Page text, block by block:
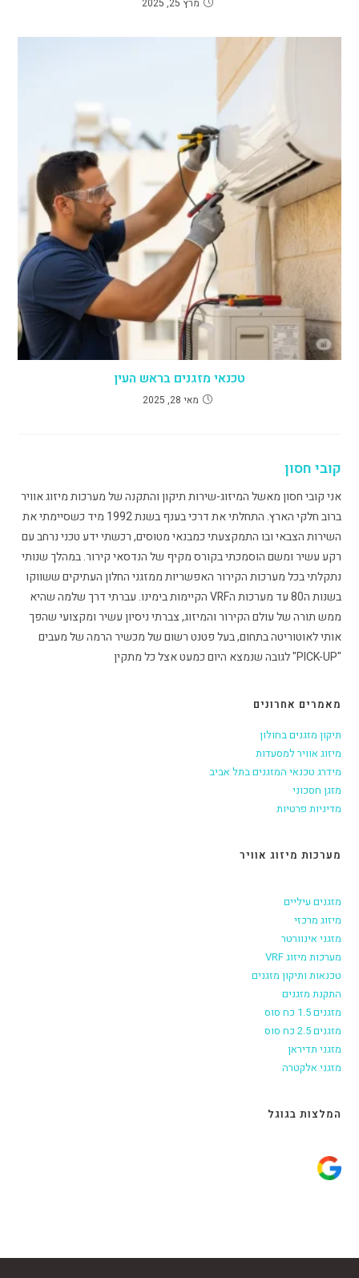
טכנאי מזגנים בראש העין
מאי 28, 2025
קובי חסון
אני קובי חסון מאשל המיזוג-שירות תיקון והתקנה של מערכות מיזוג אוויר
ברוב חלקי הארץ. התחלתי את דרכי בענף בשנת 1992 מיד כשסיימתי את
השירות הצבאי ובו התמקצעתי כמבנאי מטוסים, רכשתי ידע טכני נרחב עם
רקע עשיר ומשם הוסמכתי בקורס מקיף של הנדסאי קירור. במהלך שנותי
נתקלתי בכל מערכות הקירור האפשריות ממזגני החלון העתיקים ששווקו
בשנות ה80 עד מערכות הVRF הקיימות בימינו. עברתי דרך שלמה שהיא
ממש תורה של עולם הקירור והמיזוג, צברתי ניסיון עשיר ומקצועי שהפך
אותי לאוטוריטה בתחום, בעל פטנט רשום של מכשיר הרמה של מעבים
"PICK-UP" לגובה שנמצא היום כמעט אצל כל מתקין
מאמרים אחרונים
תיקון מזגנים בחולון
מיזוג אוויר למסעדות
מידרג טכנאי המזגנים בתל אביב
מזגן חסכוני
מדיניות פרטיות
מערכות מיזוג אוויר
מזגנים עיליים
מיזוג מרכזי
מזגני אינוורטר
מערכות מיזוג VRF
טכנאות ותיקון מזגנים
התקנת מזגנים
מזגנים 1.5 כח סוס
מזגנים 2.5 כח סוס
מזגני תדיראן
מזגני אלקטרה
המלצות בגוגל